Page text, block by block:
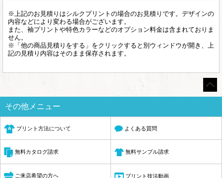
※上記のお見積りはシルクプリントの場合のお見積りです。デザインの
内容などにより変わる場合がございます。
また、袖プリントや特色カラーなどのオプション料金は含まれておりま
せん。
※「他の商品見積りをする」をクリックすると別ウィンドウが開き、上
記の見積り内容はそのまま保存されます。
その他メニュー
プリント方法について よくある質問
無料カタログ請求 無料サンプル請求
ご来店希望の方へ プリント技法動画